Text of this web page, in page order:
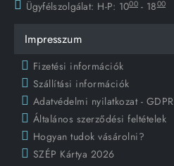
Ügyfélszolgálat: H-P: 1000 - 1800
Impresszum
Fizetési információk
Szállítási információk
Adatvédelmi nyilatkozat - GDPR
Általános szerződési feltételek
Hogyan tudok vásárolni?
SZÉP Kártya 2026